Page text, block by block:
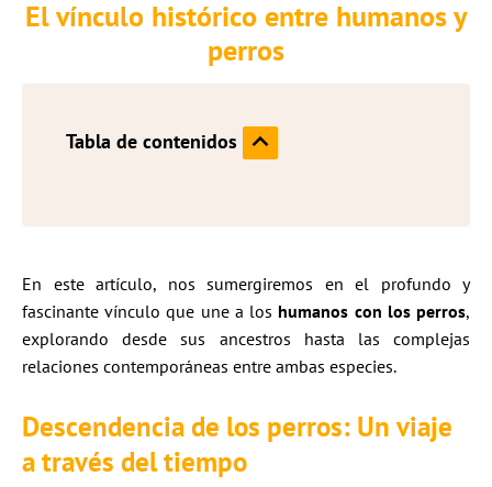
El vínculo histórico entre humanos y
perros
Tabla de contenidos
En este artículo, nos sumergiremos en el profundo y
fascinante vínculo que une a los humanos con los perros,
explorando desde sus ancestros hasta las complejas
relaciones contemporáneas entre ambas especies.
Descendencia de los perros: Un viaje
a través del tiempo